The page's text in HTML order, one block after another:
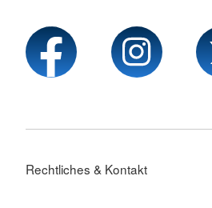
Rechtliches & Kontakt